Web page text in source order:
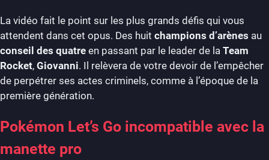
La vidéo fait le point sur les plus grands défis qui vous
attendent dans cet opus. Des huit champions d’arènes au
conseil des quatre en passant par le leader de la Team
Rocket, Giovanni. Il relèvera de votre devoir de l’empêcher
de perpétrer ses actes criminels, comme à l’époque de la
première génération.
Pokémon Let’s Go incompatible avec la
manette pro